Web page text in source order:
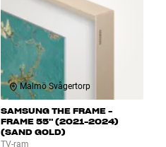
Malmö Svågertorp
SAMSUNG THE FRAME -
FRAME 55" (2021-2024)
(SAND GOLD)
TV-ram